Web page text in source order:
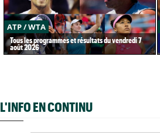
ATP / WTA
Tous les programmes et résultats du vendredi 7
août 2026
L'INFO EN CONTINU